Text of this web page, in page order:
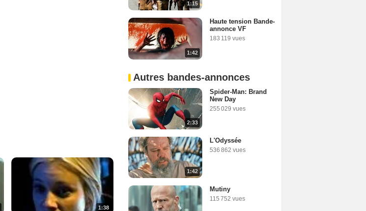
1:38
1:15
1:42
Haute tension Bande-
annonce VF
183 119 vues
Autres bandes-annonces
2:33
Spider-Man: Brand
New Day
255 029 vues
1:42
L'Odyssée
536 862 vues
Mutiny
115 752 vues